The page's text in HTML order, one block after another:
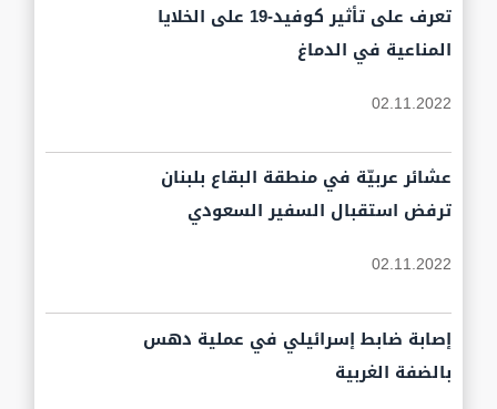
تعرف على تأثير كوفيد-19 على الخلايا
المناعية في الدماغ
02.11.2022
عشائر عربيّة في منطقة البقاع بلبنان
ترفض استقبال السفير السعودي
02.11.2022
إصابة ضابط إسرائيلي في عملية دهس
بالضفة الغربية